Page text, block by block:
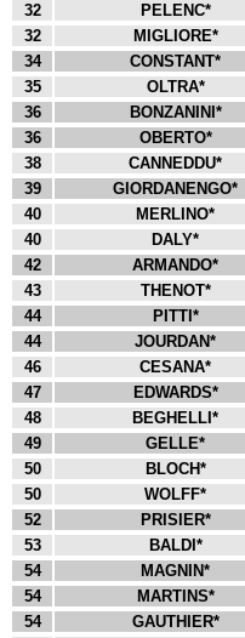
32
PELENC*
32
MIGLIORE*
34
CONSTANT*
35
OLTRA*
36
BONZANINI*
36
OBERTO*
38
CANNEDDU*
39
GIORDANENGO*
40
MERLINO*
40
DALY*
42
ARMANDO*
43
THENOT*
44
PITTI*
44
JOURDAN*
46
CESANA*
47
EDWARDS*
48
BEGHELLI*
49
GELLE*
50
BLOCH*
50
WOLFF*
52
PRISIER*
53
BALDI*
54
MAGNIN*
54
MARTINS*
54
GAUTHIER*